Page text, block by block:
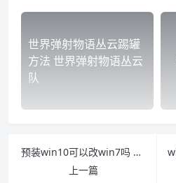
世界弹射物语丛云踢罐
方法 世界弹射物语丛云
队
预装win10可以改win7吗 win7改window10自己能安装吗
上一篇